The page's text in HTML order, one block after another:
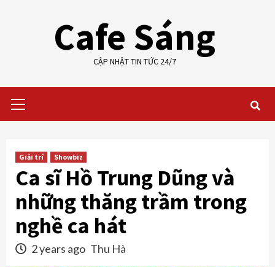
Cafe Sáng
CẬP NHẬT TIN TỨC 24/7
Menu
Giải trí Showbiz
Ca sĩ Hồ Trung Dũng và
những thăng trầm trong
nghề ca hát
2 years ago Thu Hà